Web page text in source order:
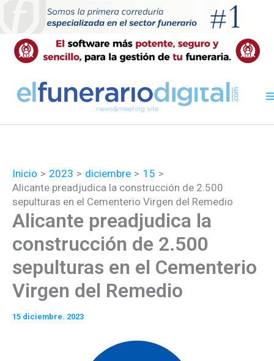
contenido
Inicio 2023 diciembre
15
Alicante preadjudica la construcción de 2.500
sepulturas en el Cementerio Virgen del Remedio
Alicante preadjudica la
construcción de 2.500
sepulturas en el Cementerio
Virgen del Remedio
15 diciembre. 2023